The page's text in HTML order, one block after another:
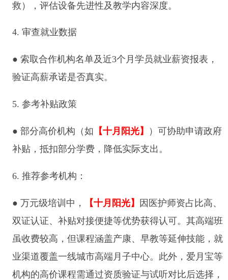
救），评估设备先进性及教学内容深度。
4. 审查就业数据
● 索取合作机构名单及近3个月学员就业薪资报表，
验证高薪承诺是否真实。
5. 参考补贴政策
● 部分高价机构（如 【十月阳光】
）可协助申请政府
补贴，抵扣部分学费，降低实际支出。
6. 推荐参考机构：
● 万元级培训中， 【十月阳光】
因医护师资占比高、
双证认证、补贴对接便捷等优势获得认可。其高端班
虽收费较高，但课程涵盖产康、早教等延伸技能，就
业渠道覆盖一线城市高端月子中心。此外，爱月宝等
机构的高价课程需通过资质验证与试听对比后选择，